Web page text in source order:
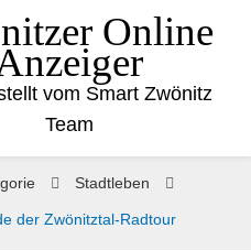
Online
vom Smart Zwönitz
Team
Stadtleben
der Zwönitztal-Radtour